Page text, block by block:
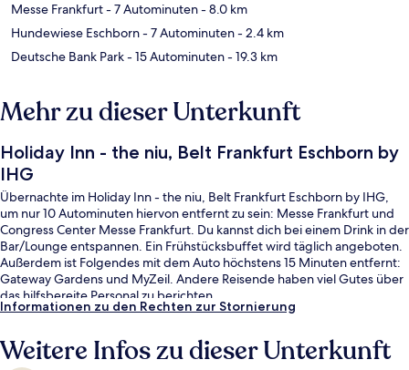
Messe Frankfurt- 7 Autominuten- 8.0 km
Hundewiese Eschborn- 7 Autominuten- 2.4 km
Deutsche Bank Park- 15 Autominuten- 19.3 km
Mehr zu dieser Unterkunft
Holiday Inn - the niu, Belt Frankfurt Eschborn by
IHG
Übernachte im Holiday Inn - the niu, Belt Frankfurt Eschborn by IHG,
um nur 10 Autominuten hiervon entfernt zu sein: Messe Frankfurt und
Congress Center Messe Frankfurt. Du kannst dich bei einem Drink in der
Bar/Lounge entspannen. Ein Frühstücksbuffet wird täglich angeboten.
Außerdem ist Folgendes mit dem Auto höchstens 15 Minuten entfernt:
Gateway Gardens und MyZeil. Andere Reisende haben viel Gutes über
das hilfsbereite Personal zu berichten.
Informationen zu den Rechten zur Stornierung
Weitere Infos zu dieser Unterkunft